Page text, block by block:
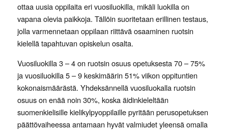
ottaa uusia oppilaita eri vuosiluokilla, mikäli luokilla on
vapana olevia paikkoja. Tällöin suoritetaan erillinen testaus,
jolla varmennetaan oppilaan riittävä osaaminen ruotsin
kielellä tapahtuvan opiskelun osalta.
Vuosiluokilla3 – 4on ruotsin osuus opetuksesta70 – 75%
ja vuosiluokilla5 – 9keskimäärin51%viikon oppituntien
kokonaismäärästä. Yhdeksännellä vuosiluokalla ruotsin
osuus on enää noin30%, koska äidinkieleltään
suomenkielisille kielikylpyoppilaille pyritään perusopetuksen
päättövaiheessa antamaan hyvät valmiudet yleensä omalla